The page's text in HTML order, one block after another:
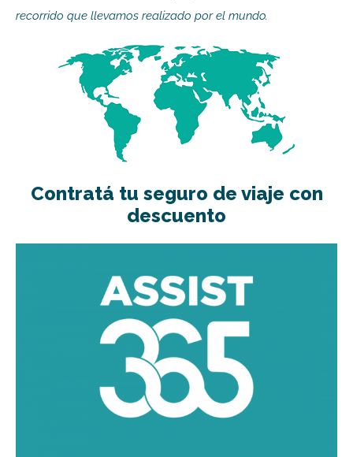
recorrido que llevamos realizado por el mundo.
Contratá tu seguro de viaje con
descuento